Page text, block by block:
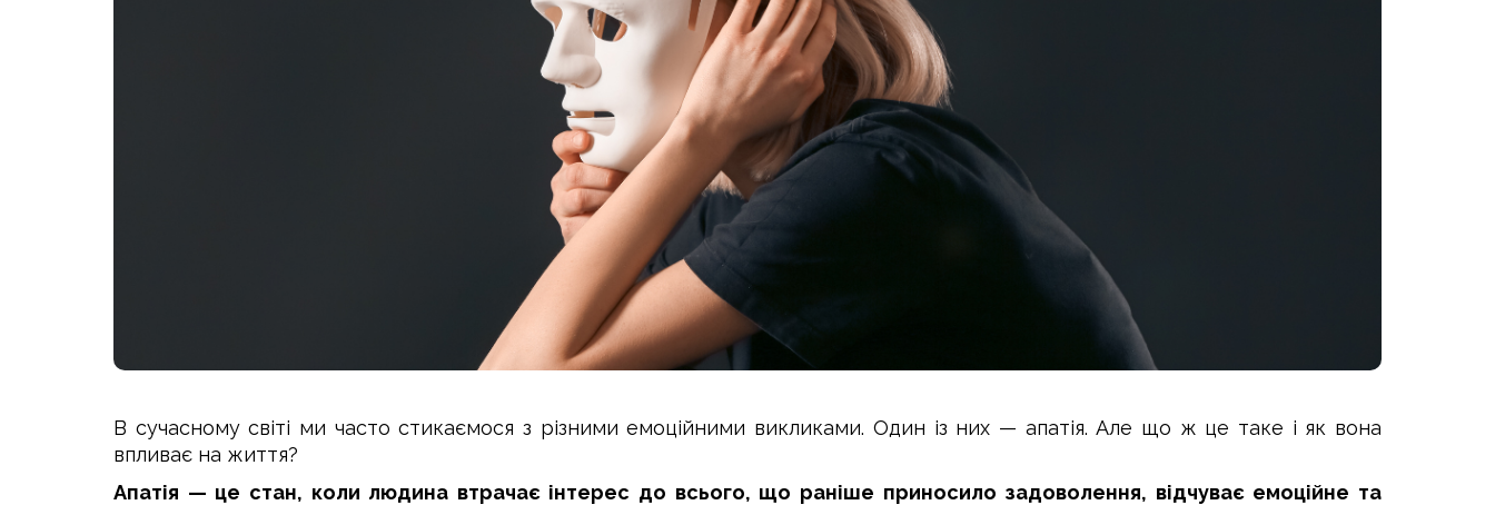
В сучасному світі ми часто стикаємося з різними емоційними викликами. Один із них — апатія. Але що ж це таке і як вона
впливає на життя?
Апатія — це стан, коли людина втрачає інтерес до всього, що раніше приносило задоволення, відчуває емоційне та